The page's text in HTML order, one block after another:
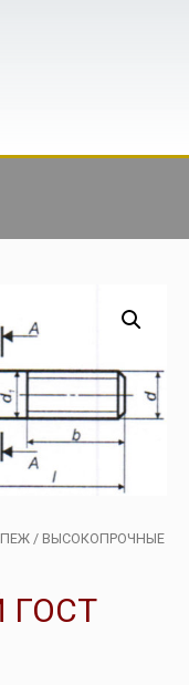
/ ВЫСОКОПРОЧНЫЕ